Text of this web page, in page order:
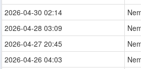
2026-04-30 02:14
2026-04-28 03:09
2026-04-27 20:45
2026-04-26 04:03